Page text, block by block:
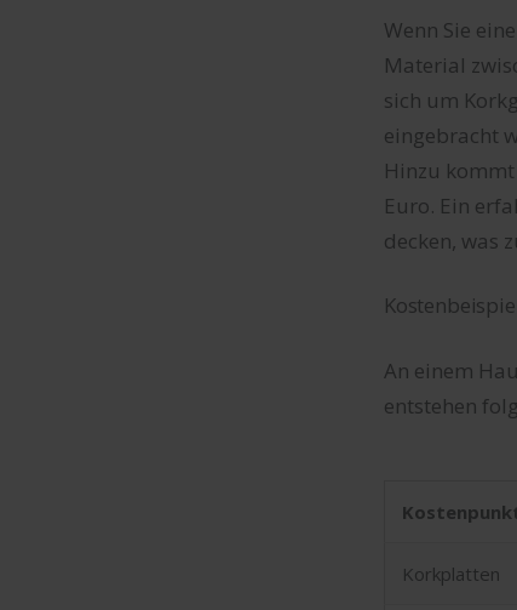
Wenn Sie
Material
sich um
eingebracht
Hinzu
Euro. Ein
decken, was
An einem
entstehen
Korkplatten